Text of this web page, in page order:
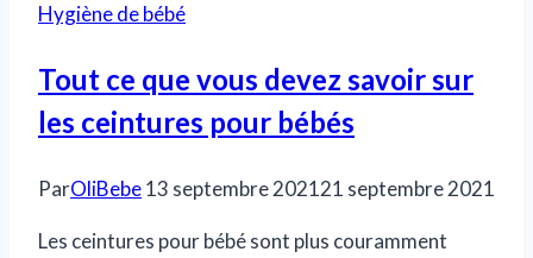
Hygiène de bébé
Tout ce que vous devez savoir sur
les ceintures pour bébés
ParOliBebe13 septembre 202121 septembre 2021
Les ceintures pour bébé sont plus couramment